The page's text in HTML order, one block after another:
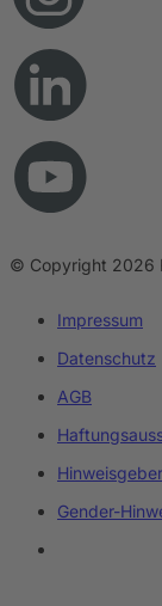
© Copyright 2026
Impressum
Datenschutz
AGB
Gender-